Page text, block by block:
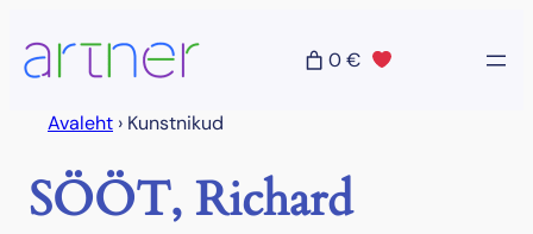
sisu
juurde
0 €
Avaleht › Kunstnikud
SÖÖT, Richard